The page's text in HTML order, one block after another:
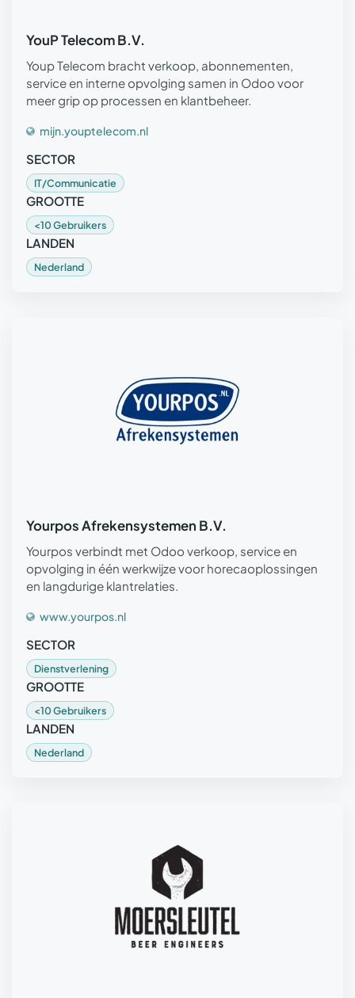
YouP Telecom B.V.
Youp Telecom bracht verkoop, abonnementen,
service en interne opvolging samen in Odoo voor
meer grip op processen en klantbeheer.
mijn.youptelecom.nl
SECTOR
IT/Communicatie
GROOTTE
<10 Gebruikers
LANDEN
Nederland
Yourpos Afrekensystemen B.V.
Yourpos verbindt met Odoo verkoop, service en
opvolging in één werkwijze voor horecaoplossingen
en langdurige klantrelaties.
www.yourpos.nl
SECTOR
Dienstverlening
GROOTTE
<10 Gebruikers
LANDEN
Nederland